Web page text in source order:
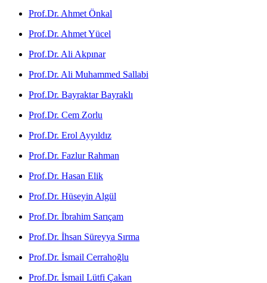
Prof.Dr. Ahmet Önkal
Prof.Dr. Ahmet Yücel
Prof.Dr. Ali Akpınar
Prof.Dr. Ali Muhammed Sallabi
Prof.Dr. Bayraktar Bayraklı
Prof.Dr. Cem Zorlu
Prof.Dr. Erol Ayyıldız
Prof.Dr. Fazlur Rahman
Prof.Dr. Hasan Elik
Prof.Dr. Hüseyin Algül
Prof.Dr. İbrahim Sarıçam
Prof.Dr. İhsan Süreyya Sırma
Prof.Dr. İsmail Cerrahoğlu
Prof.Dr. İsmail Lütfi Çakan